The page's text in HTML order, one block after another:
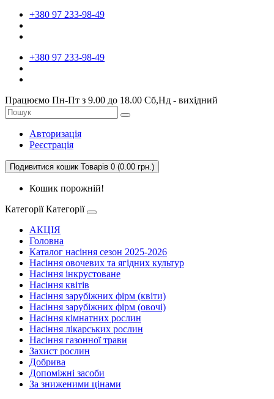
+380 97 233-98-49
+380 97 233-98-49
Працюємо Пн-Пт з 9.00 до 18.00 Сб,Нд - вихідний
Авторизація
Реєстрація
Подивитися кошик Товарів 0 (0.00 грн.)
Кошик порожній!
Категорії Категорії
АКЦІЯ
Головна
Каталог насіння сезон 2025-2026
Насіння овочевих та ягідних культур
Насіння інкрустоване
Насіння квітів
Насіння зарубіжних фірм (квіти)
Насіння зарубіжних фірм (овочі)
Насіння кімнатних рослин
Насіння лікарських рослин
Насіння газонної трави
Захист рослин
Добрива
Допоміжні засоби
За зниженими цінами